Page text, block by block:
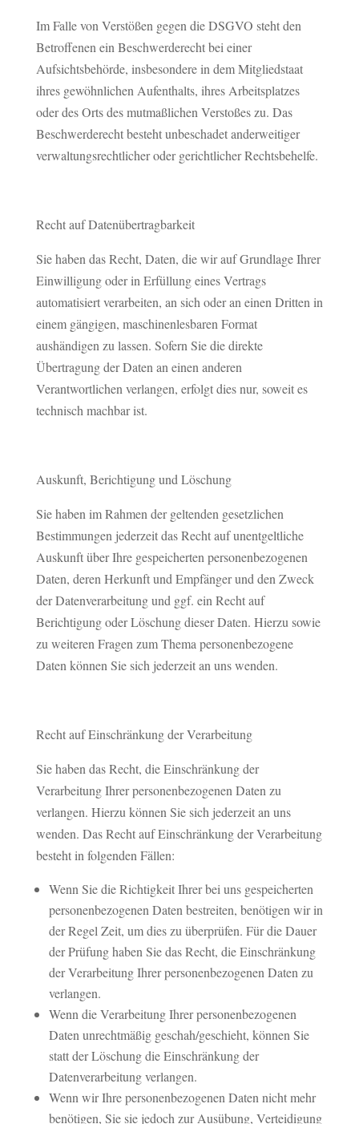
Im Falle von Verstößen gegen die DSGVO steht den
Betroffenen ein Beschwerderecht bei einer
Aufsichtsbehörde, insbesondere in dem Mitgliedstaat
ihres gewöhnlichen Aufenthalts, ihres Arbeitsplatzes
oder des Orts des mutmaßlichen Verstoßes zu. Das
Beschwerderecht besteht unbeschadet anderweitiger
verwaltungsrechtlicher oder gerichtlicher Rechtsbehelfe.
Recht auf Datenübertragbarkeit
Sie haben das Recht, Daten, die wir auf Grundlage Ihrer
Einwilligung oder in Erfüllung eines Vertrags
automatisiert verarbeiten, an sich oder an einen Dritten in
einem gängigen, maschinenlesbaren Format
aushändigen zu lassen. Sofern Sie die direkte
Übertragung der Daten an einen anderen
Verantwortlichen verlangen, erfolgt dies nur, soweit es
technisch machbar ist.
Auskunft, Berichtigung und Löschung
Sie haben im Rahmen der geltenden gesetzlichen
Bestimmungen jederzeit das Recht auf unentgeltliche
Auskunft über Ihre gespeicherten personenbezogenen
Daten, deren Herkunft und Empfänger und den Zweck
der Datenverarbeitung und ggf. ein Recht auf
Berichtigung oder Löschung dieser Daten. Hierzu sowie
zu weiteren Fragen zum Thema personenbezogene
Daten können Sie sich jederzeit an uns wenden.
Recht auf Einschränkung der Verarbeitung
Sie haben das Recht, die Einschränkung der
Verarbeitung Ihrer personenbezogenen Daten zu
verlangen. Hierzu können Sie sich jederzeit an uns
wenden. Das Recht auf Einschränkung der Verarbeitung
besteht in folgenden Fällen:
Wenn Sie die Richtigkeit Ihrer bei uns gespeicherten
personenbezogenen Daten bestreiten, benötigen wir in
der Regel Zeit, um dies zu überprüfen. Für die Dauer
der Prüfung haben Sie das Recht, die Einschränkung
der Verarbeitung Ihrer personenbezogenen Daten zu
verlangen.
Wenn die Verarbeitung Ihrer personenbezogenen
Daten unrechtmäßig geschah/geschieht, können Sie
statt der Löschung die Einschränkung der
Datenverarbeitung verlangen.
Wenn wir Ihre personenbezogenen Daten nicht mehr
benötigen, Sie sie jedoch zur Ausübung, Verteidigung